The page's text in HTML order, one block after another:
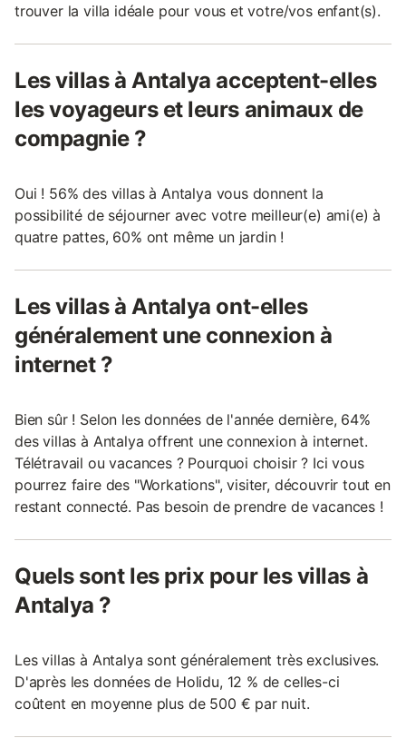
trouver la villa idéale pour vous et votre/vos enfant(s).
Les villas à Antalya acceptent-elles
les voyageurs et leurs animaux de
compagnie ?
Oui ! 56% des villas à Antalya vous donnent la
possibilité de séjourner avec votre meilleur(e) ami(e) à
quatre pattes, 60% ont même un jardin !
Les villas à Antalya ont-elles
généralement une connexion à
internet ?
Bien sûr ! Selon les données de l'année dernière, 64%
des villas à Antalya offrent une connexion à internet.
Télétravail ou vacances ? Pourquoi choisir ? Ici vous
pourrez faire des "Workations", visiter, découvrir tout en
restant connecté. Pas besoin de prendre de vacances !
Quels sont les prix pour les villas à
Antalya ?
Les villas à Antalya sont généralement très exclusives.
D'après les données de Holidu, 12 % de celles-ci
coûtent en moyenne plus de 500 € par nuit.